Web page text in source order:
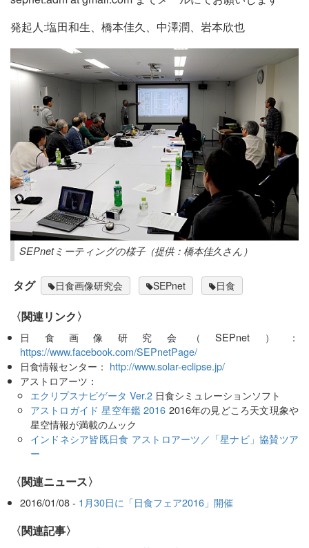
発起人:塩田和生、橋本佳久、中澤潤、岩本欣也
SEPnetミーティングの様子（提供：橋本佳久さん）
タグ 日食画像研究会 SEPnet 日食
〈関連リンク〉
日食画像研究会（SEPnet）：
https://www.facebook.com/SEPnetPage/
日食情報センター： http://www.solar-eclipse.jp/
アストロアーツ：
エクリプスナビゲータ Ver.2日食シミュレーションソフト
アストロガイド 星空年鑑 2016 2016年の見どころ天文現象や
星空情報が満載のムック
インドネシア皆既日食 アストロアーツ／「星ナビ」協賛ツア
ー
〈関連ニュース〉
2016/01/08 - 1月30日に「日食フェア2016」開催
関連記事